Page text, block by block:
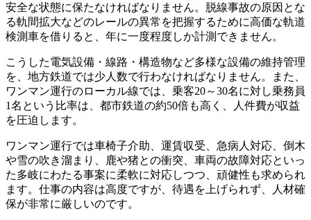
安全な状態に保たなければなりません。脱線事故の原因とな
る軌間拡大などのレールの異常を把握するために高価な軌道
検測車を借りると、年に一度程度しか計測できません。
こうした電気設備・線路・構造物など多様な設備の維持管理
を、地方鉄道では少人数で行わなければなりません。また、
ワンマン運行のローカル線では、乗客20～30名に対し乗務員
1名という比率は、都市鉄道の約50倍も高く、人件費が収益
を圧迫します。
ワンマン運行では車椅子介助、運賃収受、急病人対応、倒木
や雪の吹き溜まり、鹿や猪との衝突、車両の故障対応といっ
た多岐にわたる事案に柔軟に対応しつつ、頑健性も求められ
ます。仕事の内容は高度ですが、待遇を上げられず、人材確
保が非常に厳しいのです。